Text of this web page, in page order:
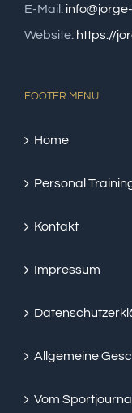
E-Mail:
Website: https://
FOOTER MENU
Home
Personal
Kontakt
Impressum
Allgemeine
Vom